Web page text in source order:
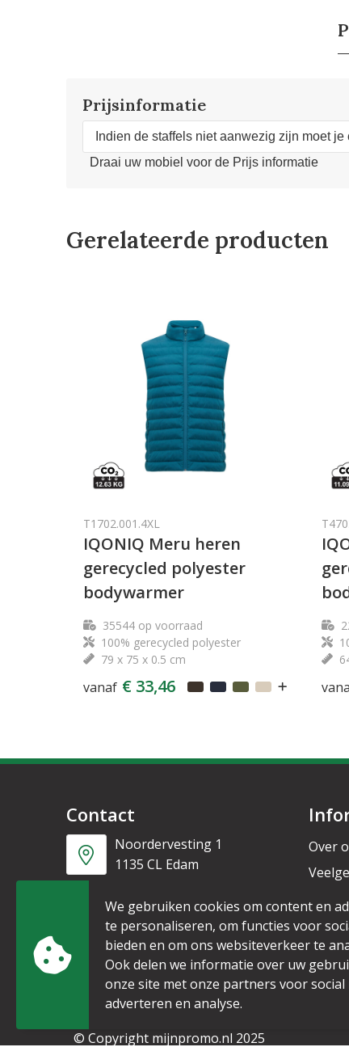
Prijsinformatie
Indien de staffels niet aanwezig zijn moet
Draai uw mobiel voor de Prijs informatie
Gerelateerde producten
T1702.001.4XL
IQONIQ Meru heren
gerecycled polyester
bodywarmer
35544op voorraad
100% gerecycled polyester
79 x 75 x 0.5 cm
vanaf € 33,46
Contact
Noordervesting 1
1135 CL Edam
+31 6 53328087
info@mijnpromo.nl
Over
© Copyright mijnpromo.nl 2025
We gebruiken cookies om content en
te personaliseren, om functies voor
bieden en om ons websiteverkeer te
Ook delen we informatie over uw
onze site met onze partners voor social
adverteren en analyse.